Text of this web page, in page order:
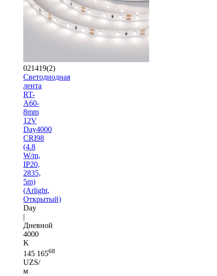
021419(2)
Светодиодная
лента
RT-
A60-
8mm
12V
Day4000
CRI98
(4.8
W/m,
IP20,
2835,
5m)
(Arlight,
Открытый)
Day
|
Дневной
4000
K
145 16568
UZS/
м